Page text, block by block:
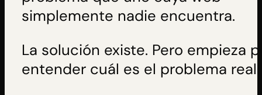
simplemente nadie encuentra.
La solución existe. Pero empieza
entender cuál es el problema real.